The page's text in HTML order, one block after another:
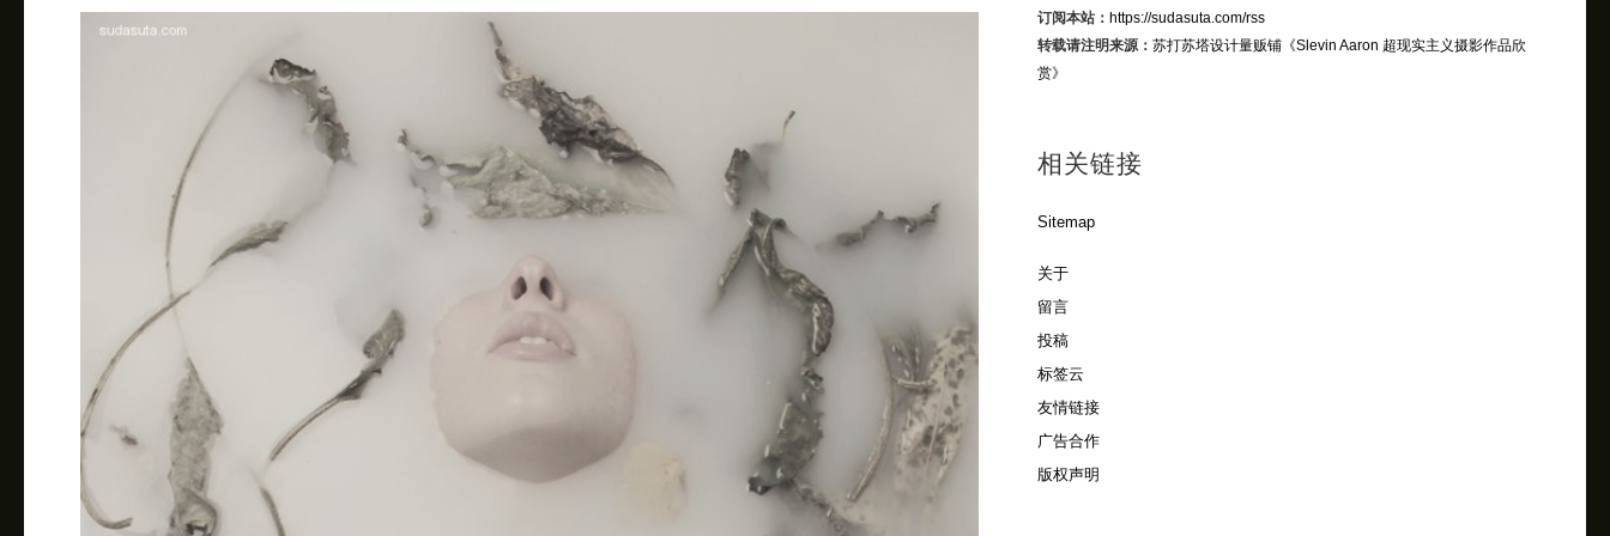
订阅本站： https://sudasuta.com/rss
转载请注明来源： 苏打苏塔设计量贩铺《Slevin Aaron 超现实主义摄影作品欣
赏》
相关链接
Sitemap
关于
留言
投稿
标签云
友情链接
广告合作
版权声明